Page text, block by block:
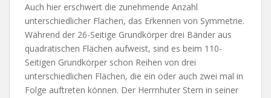
Auch hier erschwert die zunehmende Anzahl
unterschiedlicher Flächen, das Erkennen von Symmetrie.
Während der 26-Seitige Grundkörper drei Bänder aus
quadratischen Flächen aufweist, sind es beim 110-
Seitigen Grundkörper schon Reihen von drei
unterschiedlichen Flächen, die ein oder auch zwei mal in
Folge auftreten können. Der Herrnhuter Stern in seiner